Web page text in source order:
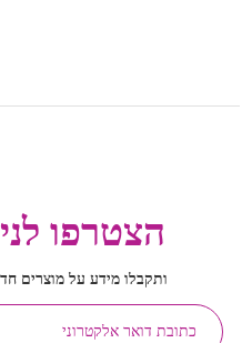
הצטרפו
ותקבלו מידע על מוצרים